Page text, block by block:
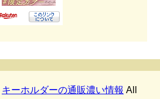
キーホルダーの通販濃い情報 All